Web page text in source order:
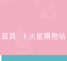
首頁 火星購物站